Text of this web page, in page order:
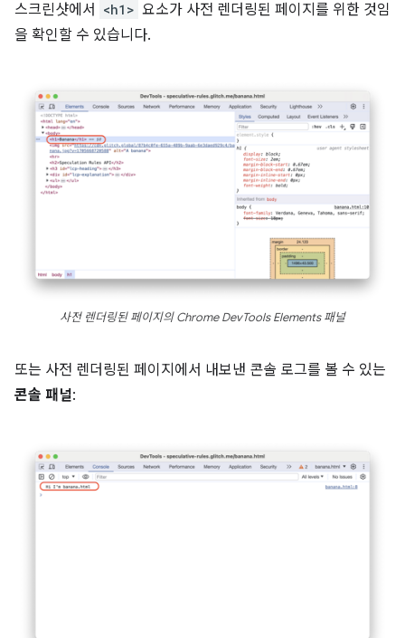
스크린샷에서
<h1> 요소가 사전 렌더링된 페이지를 위한 것임
을 확인할 수 있습니다.
사전 렌더링된 페이지의 Chrome DevTools Elements 패널
또는 사전 렌더링된 페이지에서 내보낸 콘솔 로그를 볼 수 있는
콘솔 패널: